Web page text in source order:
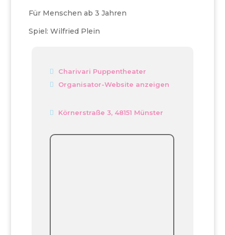
Für Menschen ab 3 Jahren
Spiel: Wilfried Plein
Charivari Puppentheater
Organisator-Website anzeigen
Körnerstraße 3, 48151 Münster